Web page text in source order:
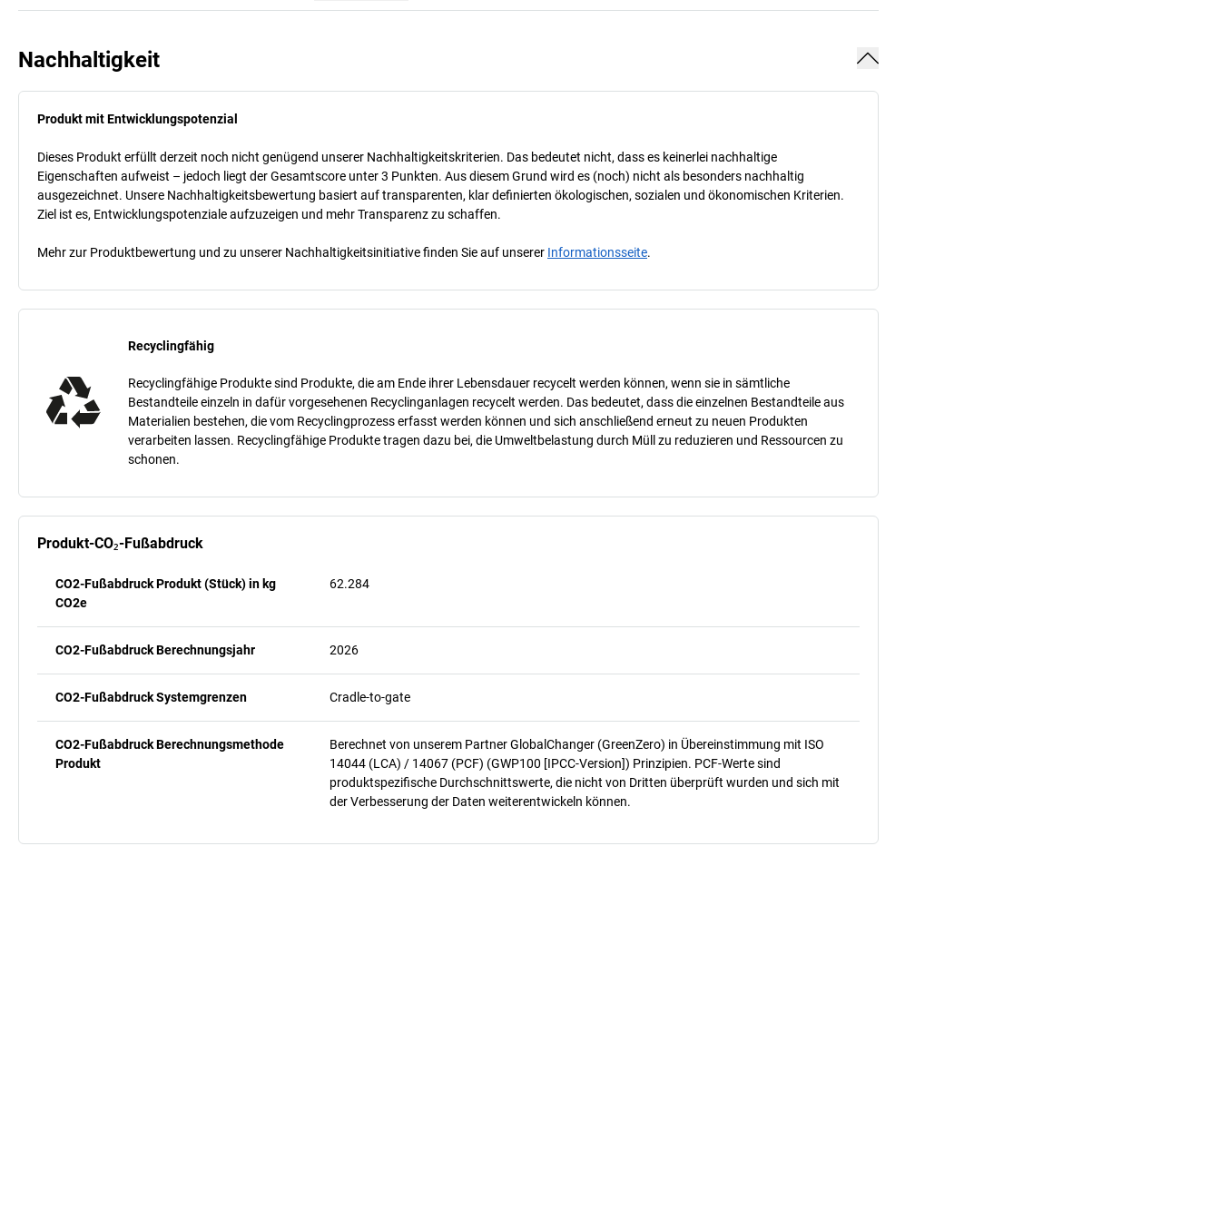
Nachhaltigkeit
Produkt mit Entwicklungspotenzial
Dieses Produkt erfüllt derzeit noch nicht genügend unserer Nachhaltigkeitskriterien. Das bedeutet nicht, dass es keinerlei nachhaltige
Eigenschaften aufweist – jedoch liegt der Gesamtscore unter 3 Punkten. Aus diesem Grund wird es (noch) nicht als besonders nachhaltig
ausgezeichnet. Unsere Nachhaltigkeitsbewertung basiert auf transparenten, klar definierten ökologischen, sozialen und ökonomischen Kriterien.
Ziel ist es, Entwicklungspotenziale aufzuzeigen und mehr Transparenz zu schaffen.
Mehr zur Produktbewertung und zu unserer Nachhaltigkeitsinitiative finden Sie auf unserer Informationsseite.
Recyclingfähig
Recyclingfähige Produkte sind Produkte, die am Ende ihrer Lebensdauer recycelt werden können, wenn sie in sämtliche
Bestandteile einzeln in dafür vorgesehenen Recyclinganlagen recycelt werden. Das bedeutet, dass die einzelnen Bestandteile aus
Materialien bestehen, die vom Recyclingprozess erfasst werden können und sich anschließend erneut zu neuen Produkten
verarbeiten lassen. Recyclingfähige Produkte tragen dazu bei, die Umweltbelastung durch Müll zu reduzieren und Ressourcen zu
schonen.
Produkt-CO₂-Fußabdruck
CO2-Fußabdruck Produkt (Stück) in kg
CO2e
62.284
CO2-Fußabdruck Berechnungsjahr 2026
CO2-Fußabdruck Systemgrenzen Cradle-to-gate
CO2-Fußabdruck Berechnungsmethode
Produkt
Berechnet von unserem Partner GlobalChanger (GreenZero) in Übereinstimmung mit ISO
14044 (LCA) / 14067 (PCF) (GWP100 [IPCC-Version]) Prinzipien. PCF-Werte sind
produktspezifische Durchschnittswerte, die nicht von Dritten überprüft wurden und sich mit
der Verbesserung der Daten weiterentwickeln können.